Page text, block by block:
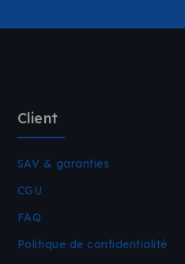
Client
SAV & garanties
CGU
FAQ
Politique de confidentialité